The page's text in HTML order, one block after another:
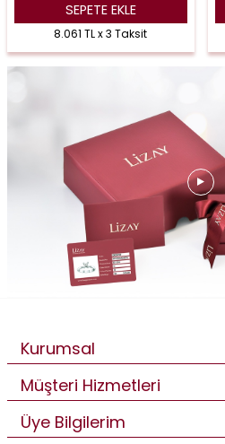
SEPETE EKLE
8.061 TL x 3 Taksit
Kurumsal
Müşteri Hizmetleri
Üye Bilgilerim